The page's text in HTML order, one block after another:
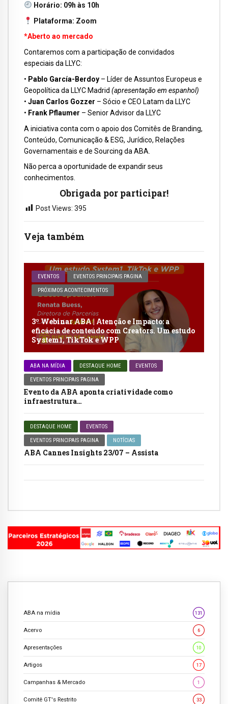
Veja também
EVENTOS EVENTOS PRINCIPAIS PAGINA
PRÓXIMOS ACONTECIMENTOS
3º Webinar ABA | Atenção e Impacto: a
eficácia de conteúdo com Creators. Um estudo
System1, TikTok e WPP
ABA NA MÍDIA DESTAQUE HOME EVENTOS
EVENTOS PRINCIPAIS PAGINA
Evento da ABA aponta criatividade como
infraestrutura…
DESTAQUE HOME EVENTOS
EVENTOS PRINCIPAIS PAGINA NOTÍCIAS
ABA Cannes Insights 23/07 – Assista
Horário: 09h às 10h
Plataforma: Zoom
*Aberto ao mercado
Contaremos com a participação de convidados
especiais da LLYC:
• Pablo García-Berdoy – Líder de Assuntos Europeus e
Geopolítica da LLYC Madrid (apresentação em espanhol)
• Juan Carlos Gozzer – Sócio e CEO Latam da LLYC
• Frank Pflaumer – Senior Advisor da LLYC
A iniciativa conta com o apoio dos Comitês de Branding,
Conteúdo, Comunicação & ESG, Jurídico, Relações
Governamentais e de Sourcing da ABA.
Não perca a oportunidade de expandir seus
conhecimentos.
Obrigada por participar!
Post Views: 395
ABA na mídia 131
Acervo 6
Apresentações 10
Artigos 17
Campanhas & Mercado 1
Comitê GT's Restrito 33